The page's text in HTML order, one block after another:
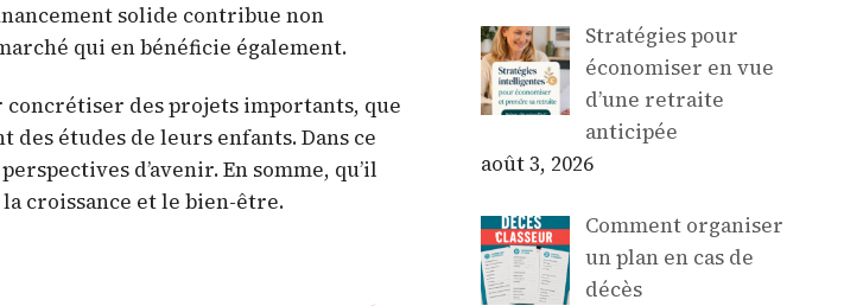
solide contribue non
qui en bénéficie également.
des projets importants, que
des études de leurs enfants. Dans ce
d’avenir. En somme, qu’il
croissance et le bien-être.
Stratégies pour
économiser en vue
d’une retraite
anticipée
août 3, 2026
Comment organiser
un plan en cas de
décès